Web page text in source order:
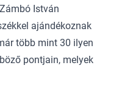
István
ajándékoznak
több mint 30 ilyen
pontjain, melyek